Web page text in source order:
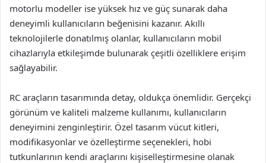
motorlu modeller ise yüksek hız ve güç sunarak daha
deneyimli kullanıcıların beğenisini kazanır. Akıllı
teknolojilerle donatılmış olanlar, kullanıcıların mobil
cihazlarıyla etkileşimde bulunarak çeşitli özelliklere erişim
sağlayabilir.
RC araçların tasarımında detay, oldukça önemlidir. Gerçekçi
görünüm ve kaliteli malzeme kullanımı, kullanıcıların
deneyimini zenginleştirir. Özel tasarım vücut kitleri,
modifikasyonlar ve özelleştirme seçenekleri, hobi
tutkunlarının kendi araçlarını kişiselleştirmesine olanak